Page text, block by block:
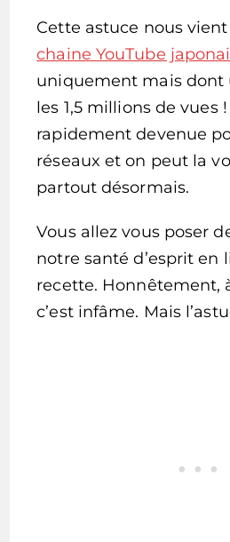
Cette astuce nous vient
chaine YouTube
uniquement mais dont
les 1,5 millions de vues
rapidement devenue
réseaux et on peut la
partout désormais.
Vous allez vous poser
notre santé d’esprit en
recette. Honnêtement,
c’est infâme. Mais